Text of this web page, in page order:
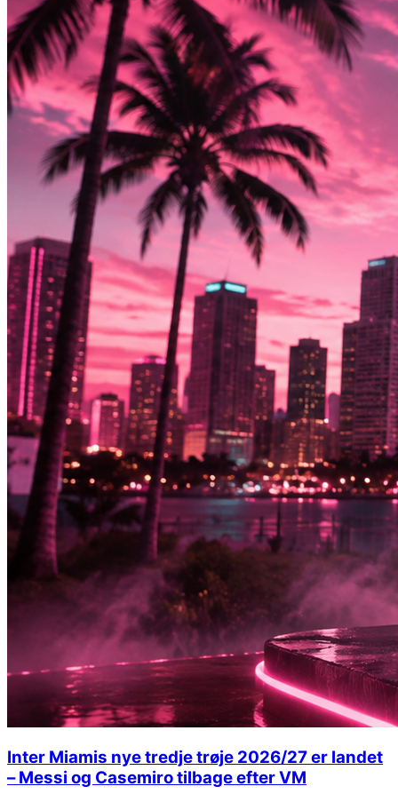
Inter Miamis nye tredje trøje 2026/27 er landet
– Messi og Casemiro tilbage efter VM